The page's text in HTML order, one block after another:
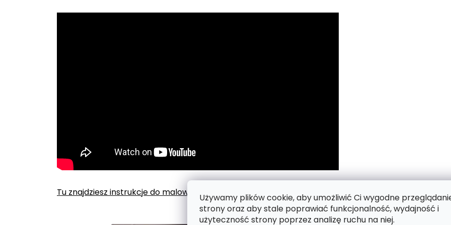
Używamy plików cookie, aby umożliwić Ci wygodne
strony oraz aby stale poprawiać funkcjonalność, wydajność i
użyteczność strony poprzez analizę ruchu na niej.
Tu znajdziesz instrukcje do malowania po numerach.